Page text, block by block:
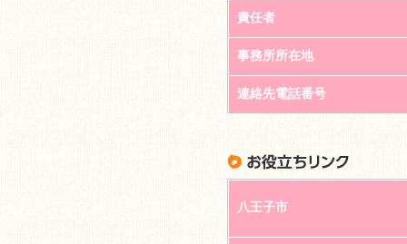
責任者
事務所所在地
連絡先電話番号
八王子市